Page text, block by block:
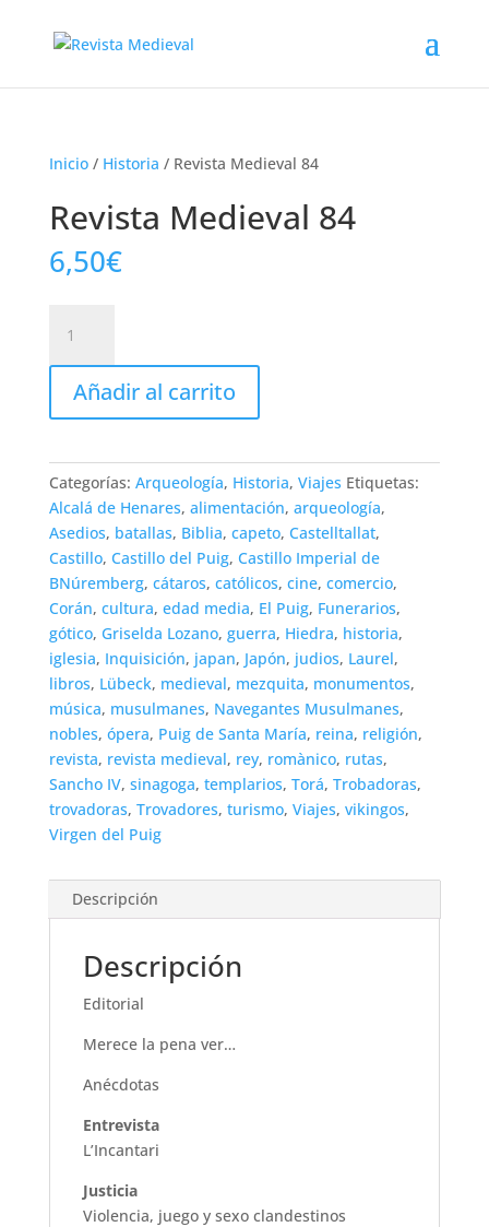
Inicio/ Historia / Revista Medieval 84
Revista Medieval 84
6,50€
Medieval
84
cantidad
Añadir al carrito
Categorías: Arqueología, Historia, Viajes Etiquetas:
Alcalá de Henares, alimentación, arqueología,
Asedios, batallas, Biblia, capeto, Castelltallat,
Castillo, Castillo del Puig, Castillo Imperial de
BNúremberg, cátaros, católicos, cine, comercio,
Corán, cultura, edad media, El Puig, Funerarios,
gótico, Griselda Lozano, guerra, Hiedra, historia,
iglesia, Inquisición, japan, Japón, judios, Laurel,
libros, Lübeck, medieval, mezquita, monumentos,
música, musulmanes, Navegantes Musulmanes,
nobles, ópera, Puig de Santa María, reina, religión,
revista, revista medieval, rey, romànico, rutas,
Sancho IV, sinagoga, templarios, Torá, Trobadoras,
trovadoras, Trovadores, turismo, Viajes, vikingos,
Virgen del Puig
Descripción
Descripción
Editorial
Merece la pena ver…
Anécdotas
Entrevista
L’Incantari
Justicia
Violencia, juego y sexo clandestinos